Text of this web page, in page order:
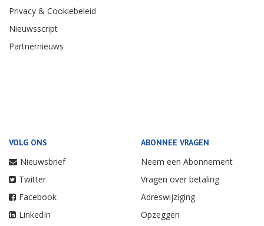
Privacy & Cookiebeleid
Nieuwsscript
Partnernieuws
VOLG ONS
Nieuwsbrief
Twitter
Facebook
LinkedIn
ABONNEE VRAGEN
Neem een Abonnement
Vragen over betaling
Adreswijziging
Opzeggen